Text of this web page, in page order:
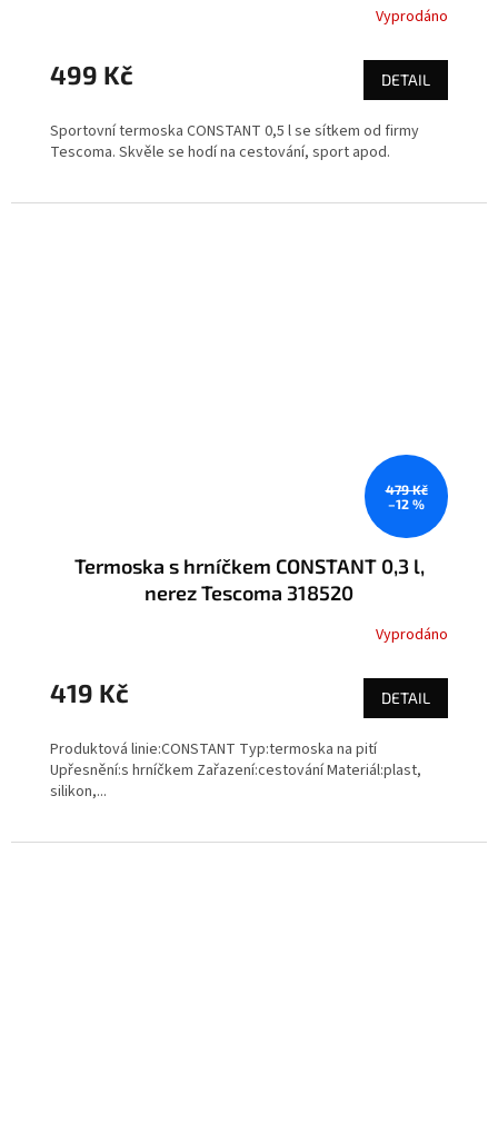
Vyprodáno
499 Kč DETAIL
Sportovní termoska CONSTANT 0,5 l se sítkem od firmy
Tescoma. Skvěle se hodí na cestování, sport apod.
479 Kč
–12 %
Termoska s hrníčkem CONSTANT 0,3 l,
nerez Tescoma 318520
Vyprodáno
419 Kč DETAIL
Produktová linie:CONSTANT Typ:termoska na pití
Upřesnění:s hrníčkem Zařazení:cestování Materiál:plast,
silikon,...